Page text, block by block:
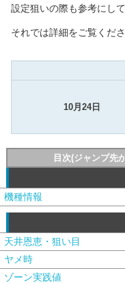
設定狙いの際も参考にし
それでは詳細をご覧くださ
10月24日
目次(ジャンプ先
機種情報
天井恩恵・狙い目
ヤメ時
ゾーン実践値